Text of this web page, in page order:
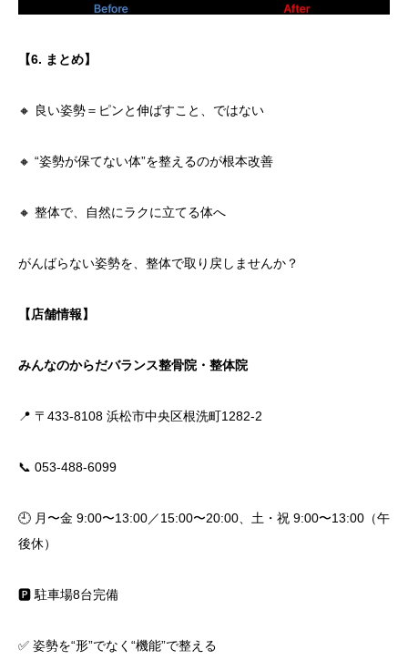
【6. まとめ】
🔸 良い姿勢＝ピンと伸ばすこと、ではない
🔸 “姿勢が保てない体”を整えるのが根本改善
🔸 整体で、自然にラクに立てる体へ
がんばらない姿勢を、整体で取り戻しませんか？
【店舗情報】
みんなのからだバランス整骨院・整体院
📍 〒433-8108 浜松市中央区根洗町1282-2
📞 053-488-6099
🕘 月〜金 9:00〜13:00／15:00〜20:00、土・祝 9:00〜13:00（午
後休）
🅿️ 駐車場8台完備
✅ 姿勢を“形”でなく“機能”で整える